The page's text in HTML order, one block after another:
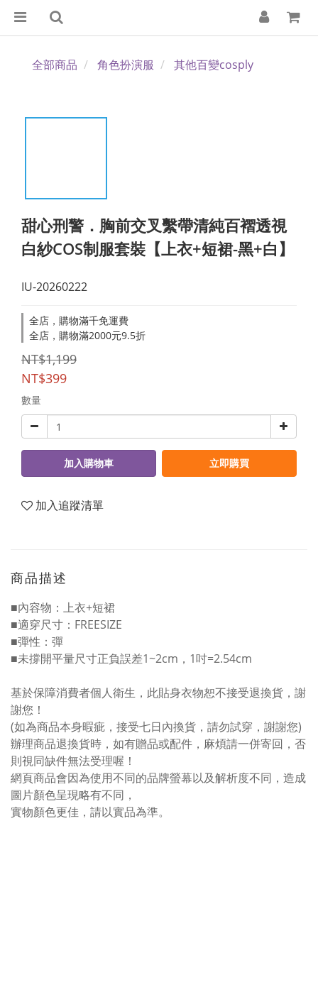
全部商品 角色扮演服 其他百變cosply
甜心刑警．胸前交叉繫帶清純百褶透視
白紗COS制服套裝【上衣+短裙-黑+白】
IU-20260222
全店，購物滿千免運費
全店，購物滿2000元9.5折
NT$1,199
NT$399
數量
加入購物車 立即購買
加入追蹤清單
商品描述
■內容物：上衣+短裙
■適穿尺寸：FREESIZE
■彈性：彈
■未撐開平量尺寸正負誤差1~2cm，1吋=2.54cm
基於保障消費者個人衛生，此貼身衣物恕不接受退換貨，謝
謝您！
(如為商品本身暇疵，接受七日內換貨，請勿試穿，謝謝您)
辦理商品退換貨時，如有贈品或配件，麻煩請一併寄回，否
則視同缺件無法受理喔！
網頁商品會因為使用不同的品牌螢幕以及解析度不同，造成
圖片顏色呈現略有不同，
實物顏色更佳，請以實品為準。